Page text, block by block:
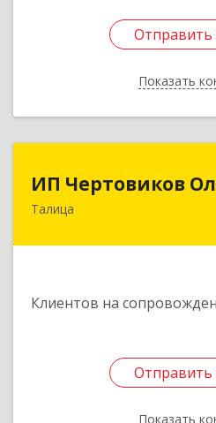
Отправить
Показать
Отправить
Назад
ИП Чертовиков
Талица
Клиентов на
Отправить
Показать
623640, Свердловская
Отправить
Назад